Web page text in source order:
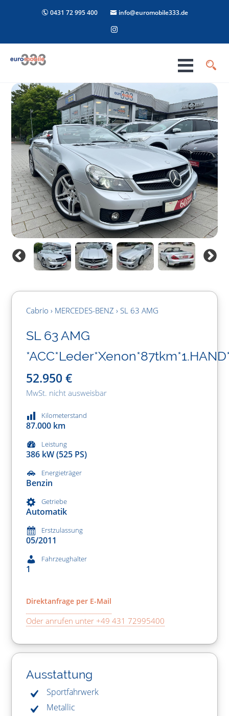
0431 72 995 400 info@euromobile333.de
Cabrio › MERCEDES-BENZ › SL 63 AMG
SL 63 AMG
52.950€
MwSt. nicht ausweisbar
Kilometerstand
87.000 km
Leistung
386 kW (525 PS)
Energieträger
Benzin
Getriebe
Automatik
Erstzulassung
05/2011
Fahrzeughalter
1
Direktanfrage per E-Mail
Oder anrufen unter +49 431 72995400
Ausstattung
Sportfahrwerk
Metallic